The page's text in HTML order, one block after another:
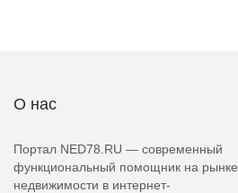
О нас
Портал NED78.RU — современный
функциональный помощник на рынке
недвижимости в интернет-